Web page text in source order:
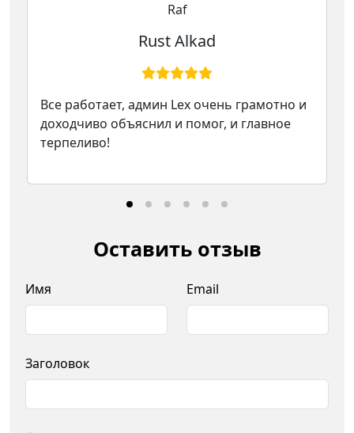
Raf
Rust Alkad
Все работает, админ Lex очень грамотно и
доходчиво объяснил и помог, и главное
терпеливо!
Оставить отзыв
Имя Email
Заголовок